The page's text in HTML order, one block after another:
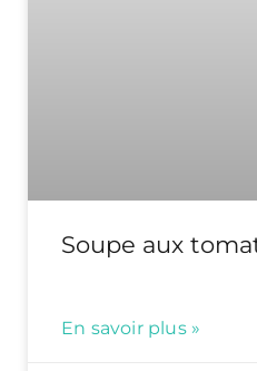
Soupe aux
En savoir plus »